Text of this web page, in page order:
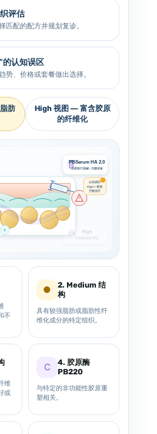
评估
匹配的配方并规划复诊。
的认知误区
势、价格或套餐做出选择。
肪
High 视图 — 富含胶原
的纤维化
PBSerum HA 2.0
注册医疗器械 • 无菌准备
Y High
富含胶原的纤维化
认知误区
High = 更强
万能治疗
不
●
2. Medium 结
构
具有较强脂肪或脂肪性纤
维化成分的特定组织。
维
或
C
4. 胶原酶
PB220
与特定的非功能性胶原重
塑相关。